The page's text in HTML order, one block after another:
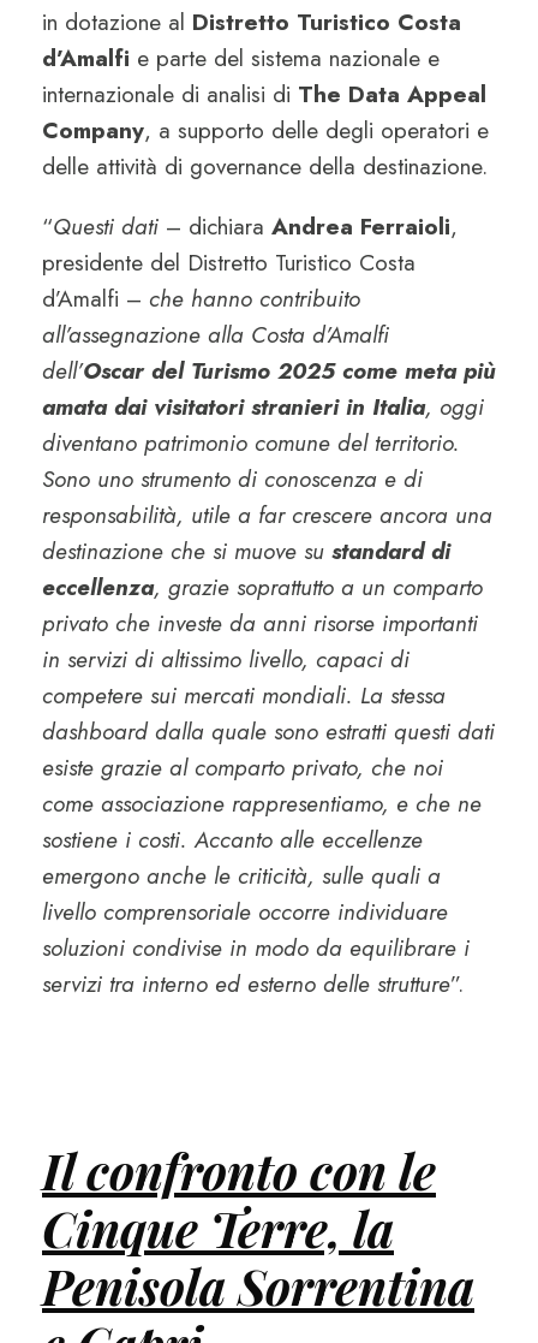
in dotazione al Distretto Turistico Costa
d’Amalfi e parte del sistema nazionale e
internazionale di analisi di The Data Appeal
Company, a supporto delle degli operatori e
delle attività di governance della destinazione.
“Questi dati – dichiara Andrea Ferraioli,
presidente del Distretto Turistico Costa
d’Amalfi – che hanno contribuito
all’assegnazione alla Costa d’Amalfi
dell’Oscar del Turismo 2025 come meta più
amata dai visitatori stranieri in Italia, oggi
diventano patrimonio comune del territorio.
Sono uno strumento di conoscenza e di
responsabilità, utile a far crescere ancora una
destinazione che si muove su standard di
eccellenza, grazie soprattutto a un comparto
privato che investe da anni risorse importanti
in servizi di altissimo livello, capaci di
competere sui mercati mondiali. La stessa
dashboard dalla quale sono estratti questi dati
esiste grazie al comparto privato, che noi
come associazione rappresentiamo, e che ne
sostiene i costi. Accanto alle eccellenze
emergono anche le criticità, sulle quali a
livello comprensoriale occorre individuare
soluzioni condivise in modo da equilibrare i
servizi tra interno ed esterno delle strutture”.
Il confronto con le
Cinque Terre, la
Penisola Sorrentina